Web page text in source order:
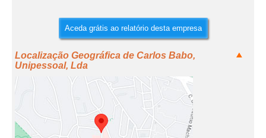
Aceda grátis ao relatório desta empresa
Localização Geográfica de Carlos Babo,
Unipessoal, Lda